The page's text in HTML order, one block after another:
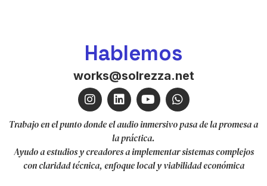
Hablemos
works@solrezza.net
Trabajo en el punto donde el audio inmersivo pasa de la promesa a
la práctica.
Ayudo a estudios y creadores a implementar sistemas complejos
con claridad técnica, enfoque local y viabilidad económica